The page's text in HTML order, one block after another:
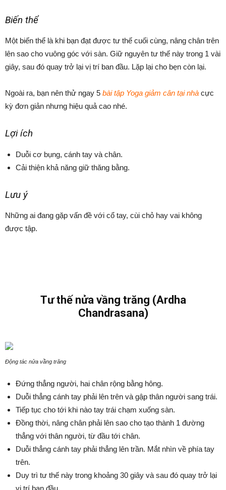
Biến thể
Một biến thể là khi bạn đạt được tư thế cuối cùng, nâng chân trên
lên sao cho vuông góc với sàn. Giữ nguyên tư thế này trong 1 vài
giây, sau đó quay trở lại vị trí ban đầu. Lặp lại cho bẹn còn lại.
Ngoài ra, bạn nên thử ngay 5 bài tập Yoga giảm cân tại nhà cực
kỳ đơn giản nhưng hiệu quả cao nhé.
Lợi ích
Duỗi cơ bụng, cánh tay và chân.
Cải thiện khả năng giữ thăng bằng.
Lưu ý
Những ai đang gặp vấn đề với cổ tay, cùi chỏ hay vai không
được tập.
Tư thế nửa vầng trăng (Ardha
Chandrasana)
Động tác nửa vầng trăng
Đứng thẳng người, hai chân rộng bằng hông.
Duỗi thẳng cánh tay phải lên trên và gập thân người sang trái.
Tiếp tục cho tới khi nào tay trái chạm xuống sàn.
Đồng thời, nâng chân phải lên sao cho tạo thành 1 đường
thẳng với thân người, từ đầu tới chân.
Duỗi thẳng cánh tay phải thẳng lên trần. Mắt nhìn về phía tay
trên.
Duy trì tư thế này trong khoảng 30 giây và sau đó quay trở lại
vị trí ban đầu.